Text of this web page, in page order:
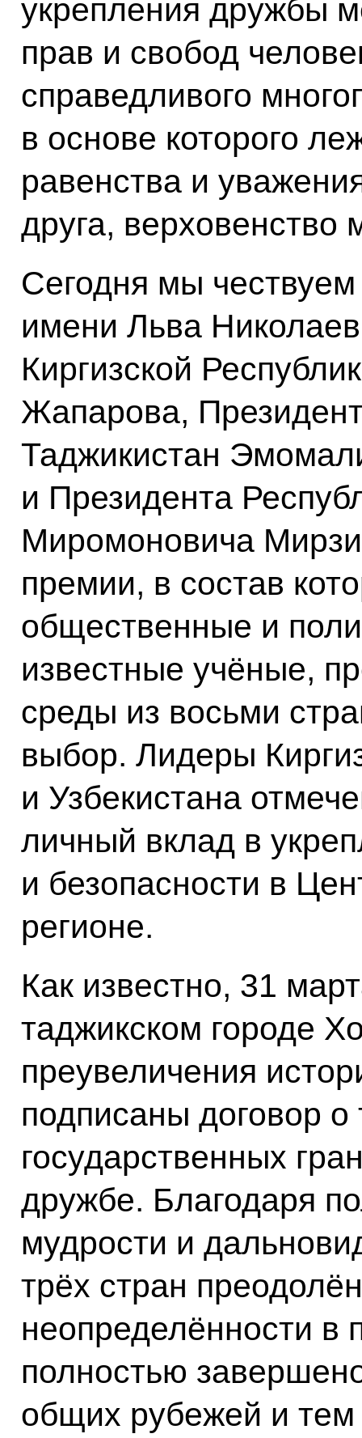
укрепления дружбы
прав и свобод
справедливого
в основе которого
равенства и
друга, верховенство
Сегодня мы
имени Льва
Киргизской
Жапарова,
Таджикистан
и Президента
Миромоновича
премии, в состав
общественные и
известные учёные,
среды из восьми
выбор. Лидеры
и Узбекистана
личный вклад в
и безопасности в
регионе.
Как известно, 31
таджикском городе
преувеличения
подписаны договор о
государственных
дружбе. Благодаря
мудрости и
трёх стран
неопределённости в
полностью
общих рубежей и